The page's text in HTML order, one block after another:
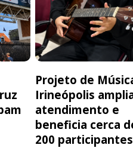
Projeto de
Irineópolis
atendimento e
beneficia cerca
200 participantes